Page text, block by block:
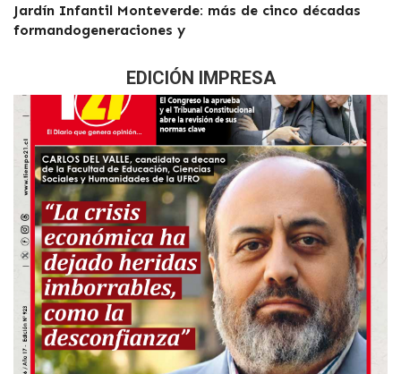
Jardín Infantil Monteverde: más de cinco décadas
formandogeneraciones y
EDICIÓN IMPRESA